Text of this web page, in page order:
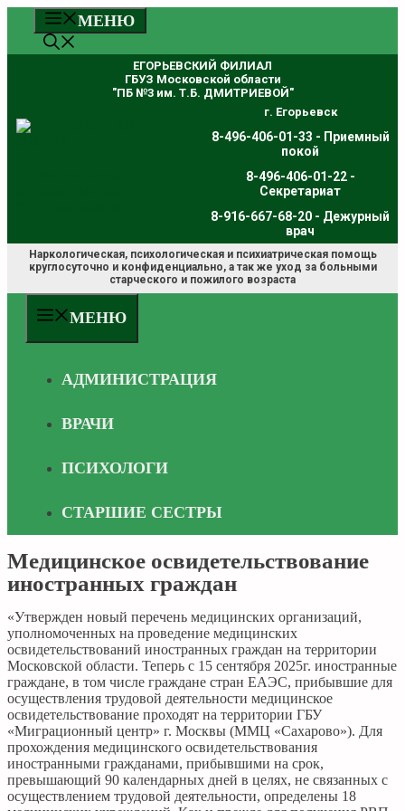
Перейти
содержимому
МЕНЮ
ЕГОРЬЕВСКИЙ ФИЛИАЛ
ГБУЗ Московской области
"ПБ №3 им. Т.Б. ДМИТРИЕВОЙ"
г. Егорьевск
8-496-406-01-33 - Приемный
покой
8-496-406-01-22 -
Секретариат
8-916-667-68-20 - Дежурный
врач
Наркологическая, психологическая и психиатрическая помощь
круглосуточно и конфиденциально, а так же уход за больными
старческого и пожилого возраста
МЕНЮ
АДМИНИСТРАЦИЯ
ВРАЧИ
ПСИХОЛОГИ
СТАРШИЕ СЕСТРЫ
Медицинское освидетельствование
иностранных граждан
«Утвержден новый перечень медицинских организаций,
уполномоченных на проведение медицинских
освидетельствований иностранных граждан на территории
Московской области. Теперь с 15 сентября 2025г. иностранные
граждане, в том числе граждане стран ЕАЭС, прибывшие для
осуществления трудовой деятельности медицинское
освидетельствование проходят на территории ГБУ
«Миграционный центр» г. Москвы (ММЦ «Сахарово»). Для
прохождения медицинского освидетельствования
иностранными гражданами, прибывшими на срок,
превышающий 90 календарных дней в целях, не связанных с
осуществлением трудовой деятельности, определены 18